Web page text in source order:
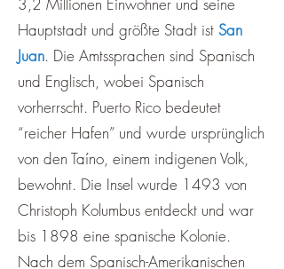
Hauptstadt und größte Stadt ist San
Juan. Die Amtssprachen sind Spanisch
und Englisch, wobei Spanisch
vorherrscht. Puerto Rico bedeutet
“reicher Hafen” und wurde ursprünglich
von den Taíno, einem indigenen Volk,
bewohnt. Die Insel wurde 1493 von
Christoph Kolumbus entdeckt und war
bis 1898 eine spanische Kolonie.
Nach dem Spanisch-Amerikanischen